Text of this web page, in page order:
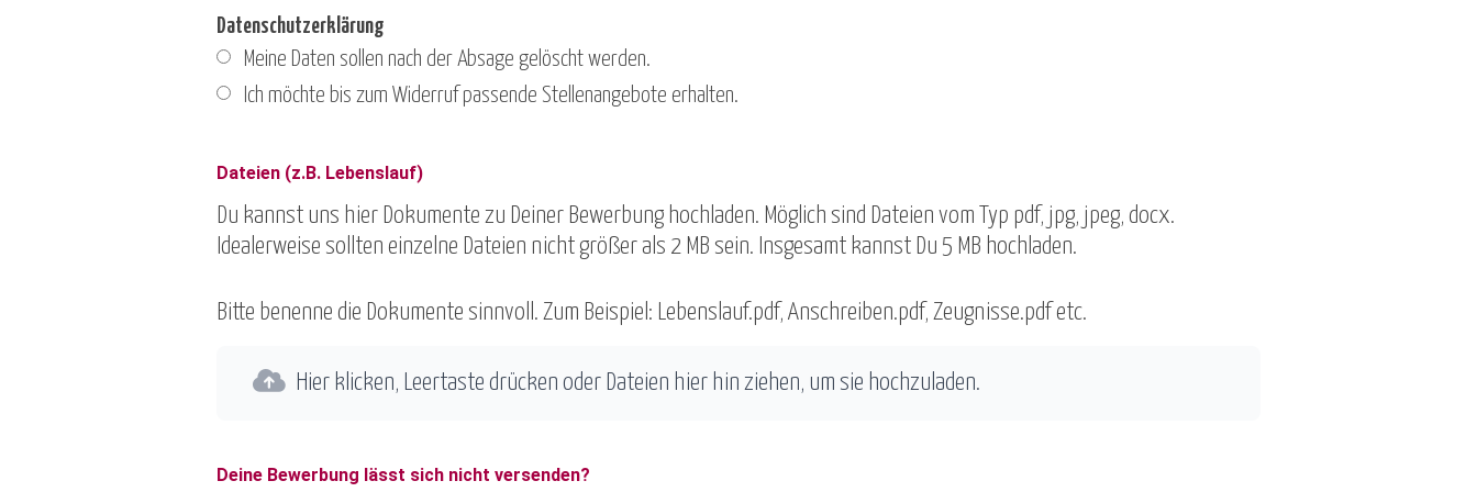
Datenschutzerklärung
Meine Daten sollen nach der Absage gelöscht werden.
Ich möchte bis zum Widerruf passende Stellenangebote erhalten.
Dateien (z.B. Lebenslauf)
Du kannst uns hier Dokumente zu Deiner Bewerbung hochladen. Möglich sind Dateien vom Typ pdf, jpg, jpeg, docx.
Idealerweise sollten einzelne Dateien nicht größer als 2 MB sein. Insgesamt kannst Du 5 MB hochladen.
Bitte benenne die Dokumente sinnvoll. Zum Beispiel: Lebenslauf.pdf, Anschreiben.pdf, Zeugnisse.pdf etc.
Hier klicken, Leertaste drücken oder Dateien hier hin ziehen, um sie hochzuladen.
Deine Bewerbung lässt sich nicht versenden?